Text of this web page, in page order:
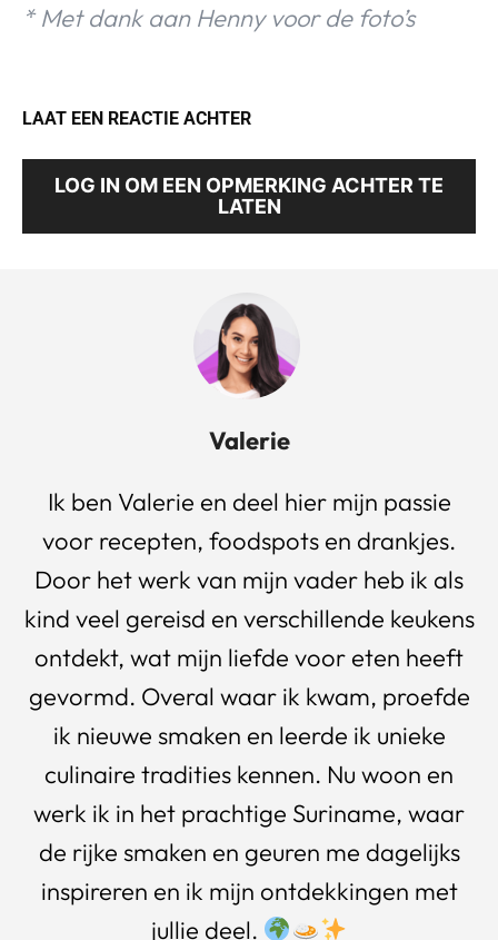
* Met dank aan Henny voor de foto’s
LAAT EEN REACTIE ACHTER
LOG IN OM EEN OPMERKING ACHTER TE
LATEN
Valerie
Ik ben Valerie en deel hier mijn passie
voor recepten, foodspots en drankjes.
Door het werk van mijn vader heb ik als
kind veel gereisd en verschillende keukens
ontdekt, wat mijn liefde voor eten heeft
gevormd. Overal waar ik kwam, proefde
ik nieuwe smaken en leerde ik unieke
culinaire tradities kennen. Nu woon en
werk ik in het prachtige Suriname, waar
de rijke smaken en geuren me dagelijks
inspireren en ik mijn ontdekkingen met
jullie deel.